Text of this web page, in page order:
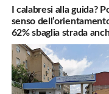
I calabresi alla guida?
senso
62% sbaglia strada
navigatore